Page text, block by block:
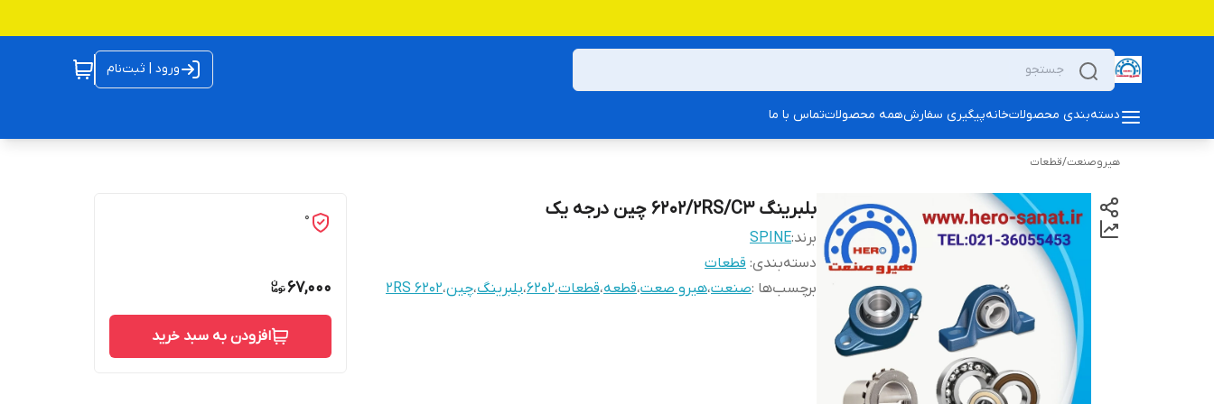
ورود | ثبت‌نام
دسته‌بندی محصولاتخانهپیگیری سفارشهمه محصولاتتماس با ما
هیروصنعت/قطعات
بلبرینگ 6202/2RS/C3 چین درجه یک
برند:SPINE
دسته‌بندی: قطعات
برچسب‌ها :صنعت،هیرو صعت،قطعه،قطعات،6202،بلبرینگ،چین،6202 2RS
0
67,000
افزودن به سبد خرید